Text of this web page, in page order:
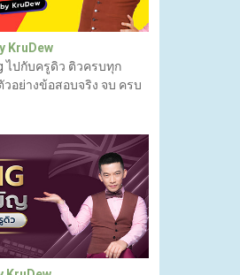
KruDew
ไปกับครูดิว ติวครบทุก
วอย่างข้อสอบจริง จบ ครบ